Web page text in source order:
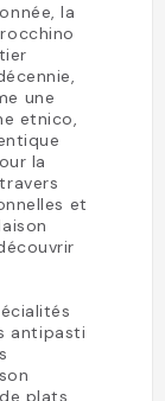
la
une
etnico,
la
et
antipasti
plats